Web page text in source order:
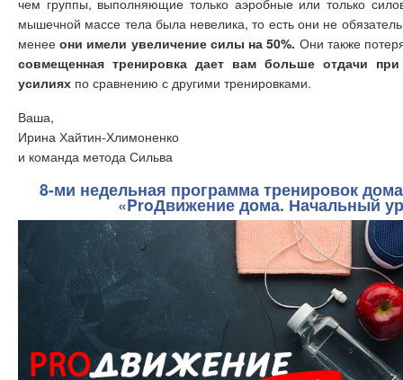
мышечной массе тела была невелика, то есть они не
менееони имели увеличение силы на 50%. Они также
совмещенная тренировка дает вам больше отдачи при
усилиях по сравнению с другими тренировками.
Ваша,
Ирина Хайтин-Хлимоненко
и команда метода Сильва
8-ми недельная программа тренировок
«ProДвижение дома. Начальный